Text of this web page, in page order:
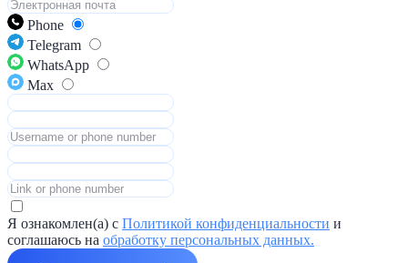
Phone
Telegram
WhatsApp
Max
Я ознакомлен(а) с Политикой конфиденциальности и
соглашаюсь на обработку персональных данных.